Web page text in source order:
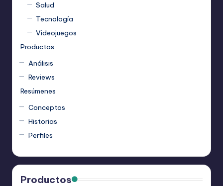
Salud
Tecnología
Videojuegos
Productos
Análisis
Reviews
Resúmenes
Conceptos
Historias
Perfiles
Productos